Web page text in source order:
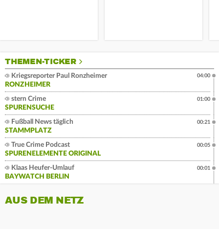
THEMEN-TICKER
Kriegsreporter Paul Ronzheimer
RONZHEIMER
04:00
stern Crime
SPURENSUCHE
01:00
Fußball News täglich
STAMMPLATZ
00:21
True Crime Podcast
SPURENELEMENTE ORIGINAL
00:05
Klaas Heufer-Umlauf
BAYWATCH BERLIN
00:01
AUS DEM NETZ